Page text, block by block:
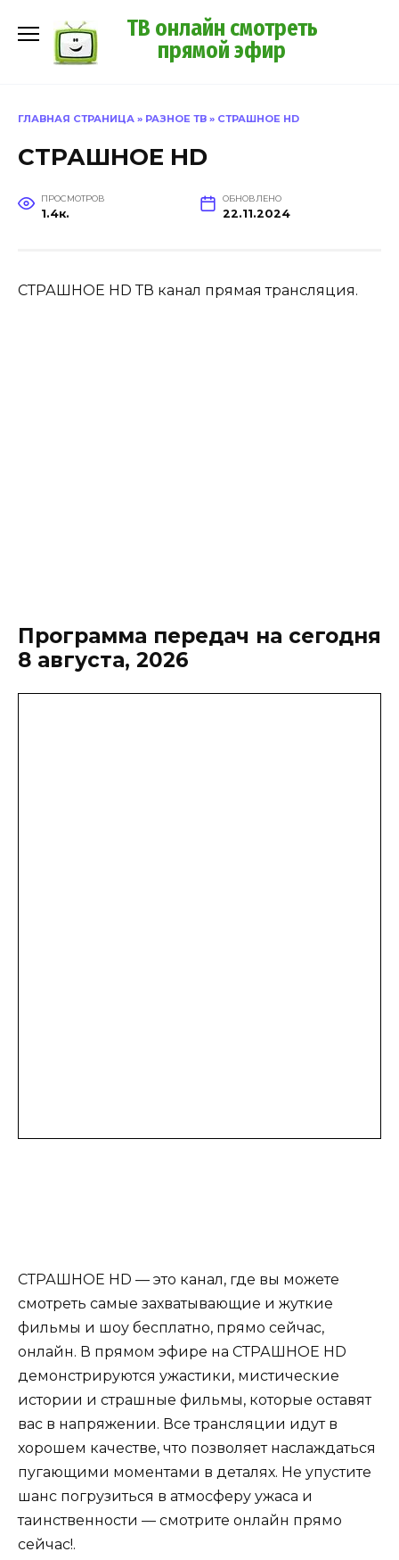
содержанию
ТВ онлайн смотреть
прямой эфир
ГЛАВНАЯ СТРАНИЦА » РАЗНОЕ ТВ » СТРАШНОЕ HD
СТРАШНОЕ HD
ПРОСМОТРОВ
1.4к.
ОБНОВЛЕНО
22.11.2024
СТРАШНОЕ HD ТВ канал прямая трансляция.
Программа передач на сегодня
8 августа, 2026
СТРАШНОЕ HD — это канал, где вы можете
смотреть самые захватывающие и жуткие
фильмы и шоу бесплатно, прямо сейчас,
онлайн. В прямом эфире на СТРАШНОЕ HD
демонстрируются ужастики, мистические
истории и страшные фильмы, которые оставят
вас в напряжении. Все трансляции идут в
хорошем качестве, что позволяет наслаждаться
пугающими моментами в деталях. Не упустите
шанс погрузиться в атмосферу ужаса и
таинственности — смотрите онлайн прямо
сейчас!.